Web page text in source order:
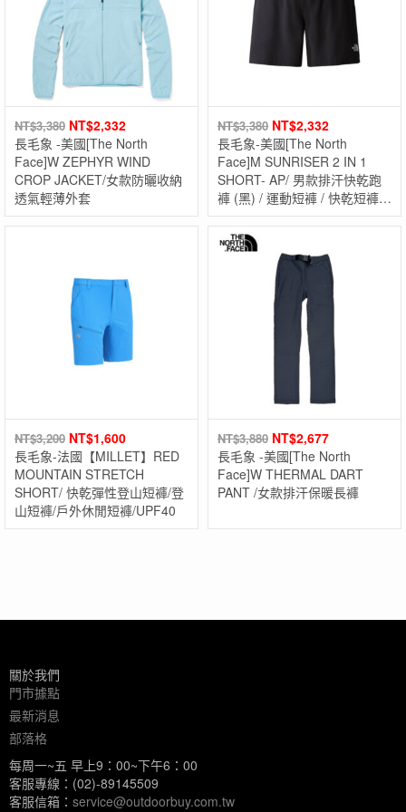
NT$3,380 NT$2,332
長毛象 -美國[The North
Face]W ZEPHYR WIND
CROP JACKET/女款防曬收納
透氣輕薄外套
NT$3,380 NT$2,332
長毛象-美國[The North
Face]M SUNRISER 2 IN 1
SHORT- AP/ 男款排汗快乾跑
褲 (黑) / 運動短褲 / 快乾短褲 /
男款春夏短褲
NT$3,200 NT$1,600
長毛象-法國【MILLET】RED
MOUNTAIN STRETCH
SHORT/ 快乾彈性登山短褲/登
山短褲/戶外休閒短褲/UPF40
NT$3,880 NT$2,677
長毛象 -美國[The North
Face]W THERMAL DART
PANT /女款排汗保暖長褲
關於我們
門市據點
最新消息
部落格
每周一~五 早上9：00~下午6：00
客服專線：(02)-89145509
客服信箱： service@outdoorbuy.com.tw